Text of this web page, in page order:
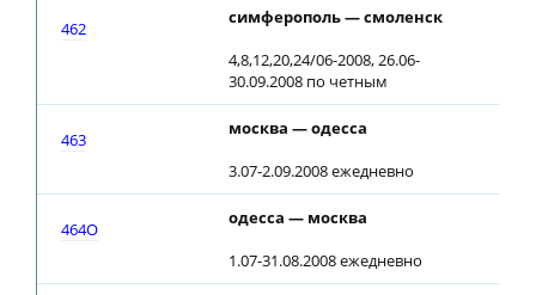
462
симферополь — смоленск
4,8,12,20,24/06-2008, 26.06-
30.09.2008 по четным
463
москва — одесса
3.07-2.09.2008 ежедневно
464О
одесса — москва
1.07-31.08.2008 ежедневно